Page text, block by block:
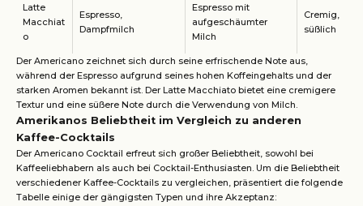
Latte
Macchiat
o
Espresso,
Dampfmilch
Espresso mit
aufgeschäumter
Milch
Cremig,
süßlich
Der Americano zeichnet sich durch seine erfrischende Note aus,
während der Espresso aufgrund seines hohen Koffeingehalts und der
starken Aromen bekannt ist. Der Latte Macchiato bietet eine cremigere
Textur und eine süßere Note durch die Verwendung von Milch.
Amerikanos Beliebtheit im Vergleich zu anderen
Kaffee-Cocktails
Der Americano Cocktail erfreut sich großer Beliebtheit, sowohl bei
Kaffeeliebhabern als auch bei Cocktail-Enthusiasten. Um die Beliebtheit
verschiedener Kaffee-Cocktails zu vergleichen, präsentiert die folgende
Tabelle einige der gängigsten Typen und ihre Akzeptanz: